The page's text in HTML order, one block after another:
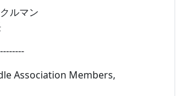
ルマン
Association Members,